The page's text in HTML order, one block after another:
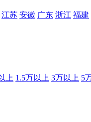
江苏 安徽 广东 浙江 福建
上 1.5万以上 3万以上 5